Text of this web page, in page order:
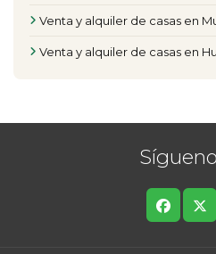
Venta y alquiler de casas en
Venta y alquiler de casas en